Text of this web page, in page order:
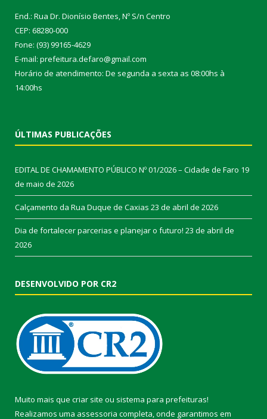
End.: Rua Dr. Dionísio Bentes, Nº S/n Centro
CEP: 68280-000
Fone: (93) 99165-4629
E-mail: prefeitura.defaro@gmail.com
Horário de atendimento: De segunda a sexta as 08:00hs à
14:00hs
ÚLTIMAS PUBLICAÇÕES
EDITAL DE CHAMAMENTO PÚBLICO Nº 01/2026 – Cidade de Faro 19
de maio de 2026
Calçamento da Rua Duque de Caxias 23 de abril de 2026
Dia de fortalecer parcerias e planejar o futuro! 23 de abril de
2026
DESENVOLVIDO POR CR2
Muito mais que criar site ou sistema para prefeituras!
Realizamos uma assessoria completa, onde garantimos em